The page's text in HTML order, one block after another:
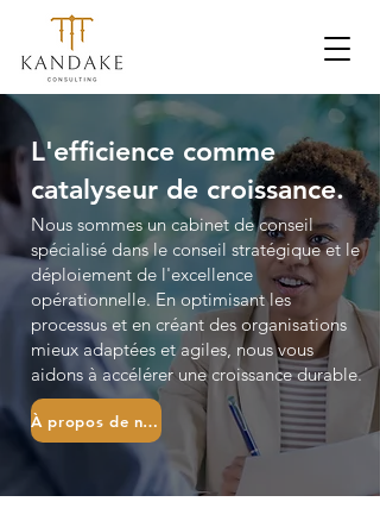
L'efficience comme
catalyseur de croissance.
Nous sommes un cabinet de conseil
spécialisé dans le conseil stratégique et le
déploiement de l'excellence
opérationnelle. En optimisant les
processus et en créant des organisations
mieux adaptées et agiles, nous vous
aidons àaccélérer une croissance durable.
À propos de nous